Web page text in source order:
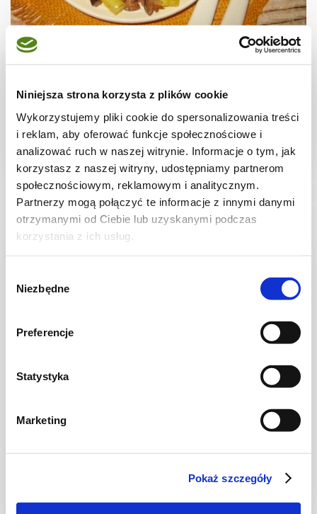
Niniejsza strona korzysta z plików cookie
Wykorzystujemy pliki cookie do spersonalizowania treści
i reklam, aby oferować funkcje społecznościowe i
analizować ruch w naszej witrynie. Informacje o tym, jak
korzystasz z naszej witryny, udostępniamy partnerom
społecznościowym, reklamowym i analitycznym.
Partnerzy mogą połączyć te informacje z innymi danymi
otrzymanymi od Ciebie lub uzyskanymi podczas
korzystania z ich usług.
zgody
Niezbędne
Preferencje
Statystyka
Marketing
Pokaż szczegóły
40 min. 1298 kcal -
Serowe sakiewki z kurczakiem w sosie curry